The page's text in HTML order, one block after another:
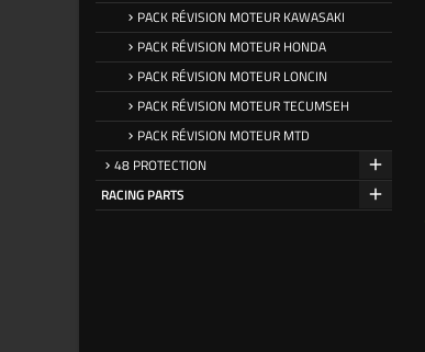
PACK RÉVISION MOTEUR KAWASAKI
PACK RÉVISION MOTEUR HONDA
PACK RÉVISION MOTEUR LONCIN
PACK RÉVISION MOTEUR TECUMSEH
PACK RÉVISION MOTEUR MTD
48 PROTECTION
RACING PARTS